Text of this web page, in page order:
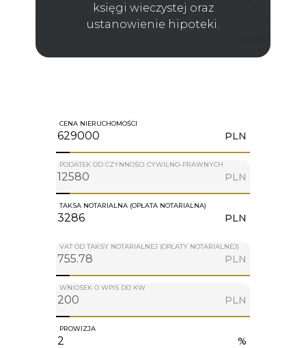
księgi wieczystej oraz
ustanowienie hipoteki.
CENA NIERUCHOMOŚCI
PLN
PODATEK OD CZYNNOŚCI CYWILNO-PRAWNYCH
PLN
TAKSA NOTARIALNA (OPŁATA NOTARIALNA)
PLN
VAT OD TAKSY NOTARIALNEJ (OPŁATY NOTARIALNEJ)
PLN
WNIOSEK O WPIS DO KW
PLN
PROWIZJA
%